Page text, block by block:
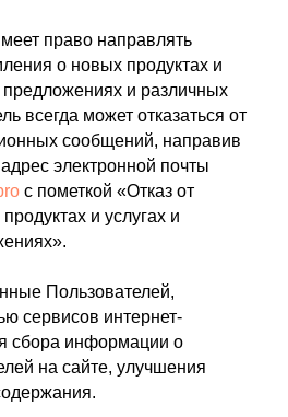
право направлять
о новых продуктах и
предложениях и различных
всегда может отказаться от
сообщений, направив
электронной почты
с пометкой «Отказ от
и услугах и
Пользователей,
сервисов интернет-
сбора информации о
на сайте, улучшения